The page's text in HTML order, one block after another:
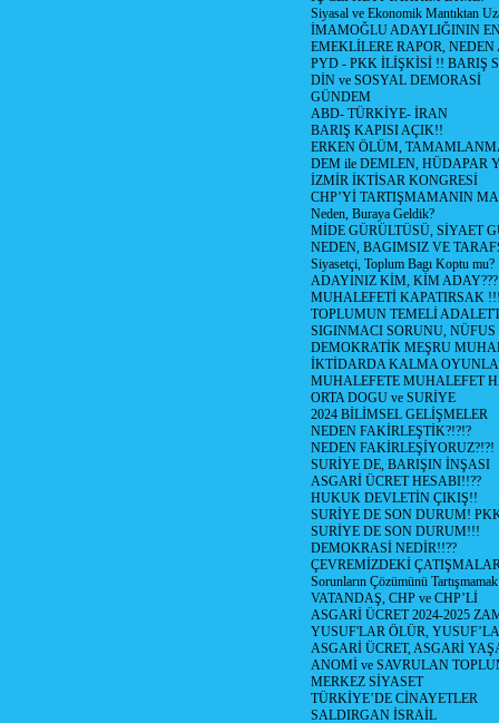
Siyasal ve Ekonomik Mantıktan
İMAMOĞLU ADAYLIĞININ
EMEKLİLERE RAPOR,
PYD - PKK İLİŞKİSİ !! BARIŞ
DİN ve SOSYAL DEMORASİ
GÜNDEM
ABD- TÜRKİYE- İRAN
BARIŞ KAPISI AÇIK!!
ERKEN ÖLÜM,
DEM ile DEMLEN, HÜDAPAR
İZMİR İKTİSAR KONGRESİ
CHP’Yİ TARTIŞMAMANIN
Neden, Buraya Geldik?
MİDE GÜRÜLTÜSÜ, SİYAET
NEDEN, BAGIMSIZ VE
Siyasetçi, Toplum Bagı Koptu mu?
ADAYINIZ KİM, KİM ADAY???
MUHALEFETİ KAPATIRSAK
TOPLUMUN TEMELİ
SIGINMACI SORUNU,
DEMOKRATİK MEŞRU
İKTİDARDA KALMA
MUHALEFETE MUHALEFET
ORTA DOGU ve SURİYE
2024 BİLİMSEL GELİŞMELER
NEDEN FAKİRLEŞTİK?!?!?
NEDEN FAKİRLEŞİYORUZ?!?!
SURİYE DE, BARIŞIN İNŞASI
ASGARİ ÜCRET HESABI!!??
HUKUK DEVLETİN ÇIKIŞ!!
SURİYE DE SON DURUM!
SURİYE DE SON DURUM!!!
DEMOKRASİ NEDİR!!??
ÇEVREMİZDEKİ
Sorunların Çözümünü
VATANDAŞ, CHP ve CHP’Lİ
ASGARİ ÜCRET 2024-2025
YUSUF'LAR ÖLÜR,
ASGARİ ÜCRET, ASGARİ
ANOMİ ve SAVRULAN
MERKEZ SİYASET
TÜRKİYE’DE CİNAYETLER
SALDIRGAN İSRAİL